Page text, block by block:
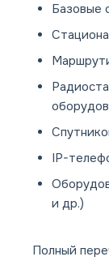
Базовые
IP-
и др.)
Полный